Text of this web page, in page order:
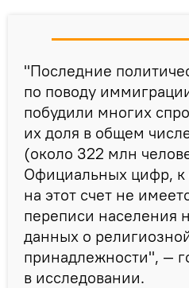
"Последние
по поводу
побудили многих
их доля в общем
(около 322 млн
Официальных цифр,
на этот счет не
переписи населения
данных о
принадлежности", —
в исследовании.